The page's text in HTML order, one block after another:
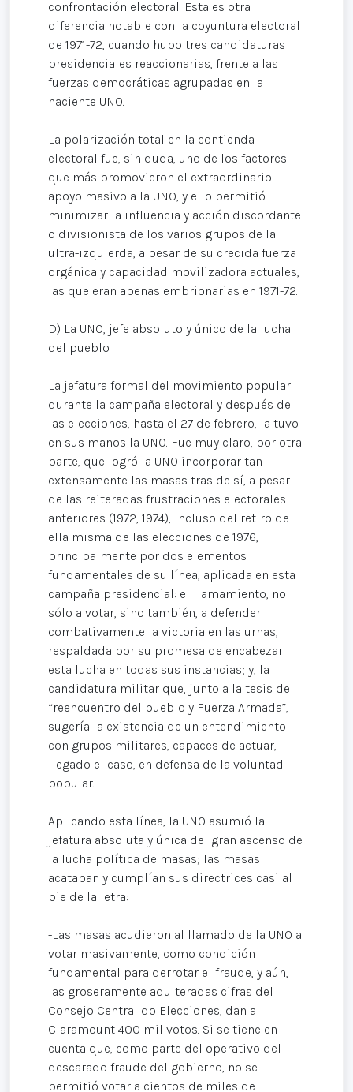
confrontación electoral. Esta es otra
diferencia notable con la coyuntura electoral
de 1971-72, cuando hubo tres candidaturas
presidenciales reaccionarias, frente a las
fuerzas democráticas agrupadas en la
naciente UNO.
La polarización total en la contienda
electoral fue, sin duda, uno de los factores
que más promovieron el extraordinario
apoyo masivo a la UNO, y ello permitió
minimizar la influencia y acción discordante
o divisionista de los varios grupos de la
ultra-izquierda, a pesar de su crecida fuerza
orgánica y capacidad movilizadora actuales,
las que eran apenas embrionarias en 1971-72.
D) La UNO, jefe absoluto y único de la lucha
del pueblo.
La jefatura formal del movimiento popular
durante la campaña electoral y después de
las elecciones, hasta el 27 de febrero, la tuvo
en sus manos la UNO. Fue muy claro, por otra
parte, que logró la UNO incorporar tan
extensamente las masas tras de sí, a pesar
de las reiteradas frustraciones electorales
anteriores (1972, 1974), incluso del retiro de
ella misma de las elecciones de 1976,
principalmente por dos elementos
fundamentales de su línea, aplicada en esta
campaña presidencial: el llamamiento, no
sólo a votar, sino también, a defender
combativamente la victoria en las urnas,
respaldada por su promesa de encabezar
esta lucha en todas sus instancias; y, la
candidatura militar que, junto a la tesis del
“reencuentro del pueblo y Fuerza Armada”,
sugería la existencia de un entendimiento
con grupos militares, capaces de actuar,
llegado el caso, en defensa de la voluntad
popular.
Aplicando esta línea, la UNO asumió la
jefatura absoluta y única del gran ascenso de
la lucha política de masas; las masas
acataban y cumplían sus directrices casi al
pie de la letra:
-Las masas acudieron al llamado de la UNO a
votar masivamente, como condición
fundamental para derrotar el fraude, y aún,
las groseramente adulteradas cifras del
Consejo Central do Elecciones, dan a
Claramount 400 mil votos. Si se tiene en
cuenta que, como parte del operativo del
descarado fraude del gobierno, no se
permitió votar a cientos de miles de